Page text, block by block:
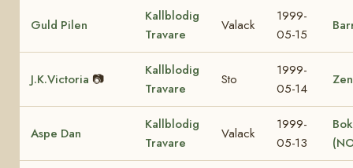
Guld Pilen
Kallblodig
Travare
Valack
1999-
05-15
J.K.Victoria 📷
Kallblodig
Travare
Sto
1999-
05-14
Aspe Dan
Kallblodig
Travare
Valack
1999-
05-13